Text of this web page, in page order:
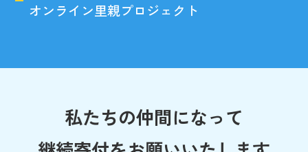
オンライン里親プロジェクト
私たちの仲間になって